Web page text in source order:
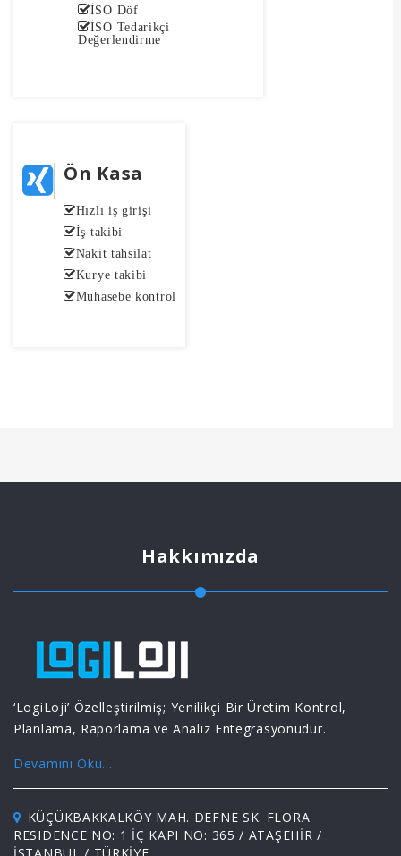
İSO Döf
İSO Tedarikçi
Değerlendirme
Ön Kasa
Hızlı iş girişi
İş takibi
Nakit tahsilat
Kurye takibi
Muhasebe kontrol
Hakkımızda
‘LogiLoji’ Özelleştirilmiş; Yenilikçi Bir Üretim Kontrol,
Planlama, Raporlama ve Analiz Entegrasyonudur.
Devamını Oku...
KÜÇÜKBAKKALKÖY MAH. DEFNE SK. FLORA
RESIDENCE NO: 1 İÇ KAPI NO: 365 / ATAŞEHİR /